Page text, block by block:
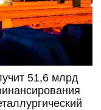
51,6 млрд